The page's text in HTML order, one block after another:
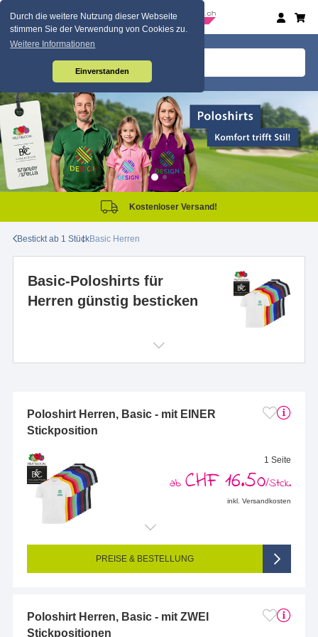
Durch die weitere Nutzung dieser Webseite
stimmen Sie der Verwendung von Cookies zu.
Weitere Informationen
Einverstanden
Kostenloser Versand!
Bestickt ab 1 StückBasic Herren
Basic-Poloshirts für
Herren günstig besticken
Poloshirt Herren, Basic - mit EINER
Stickposition
1 Seite
ab CHF 16.50/Stck.
inkl. Versandkosten
Endformat (bedruckte Fläche): 100 x 100 mm
Seitigkeit: 1-seitig (eine Position bestickt)
Mehrfarbig bestickt, mit max.12 Farben bestickt
PREISE & BESTELLUNG
Poloshirt Herren, Basic - mit ZWEI
Stickpositionen